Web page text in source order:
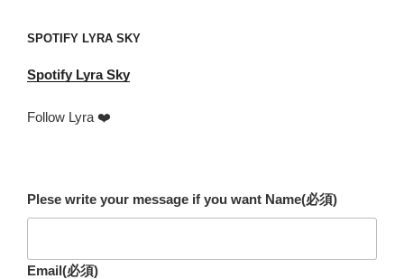
SPOTIFY LYRA SKY
Spotify Lyra Sky
Follow Lyra ❤️
Plese write your message if you want Name(必須)
Email(必須)